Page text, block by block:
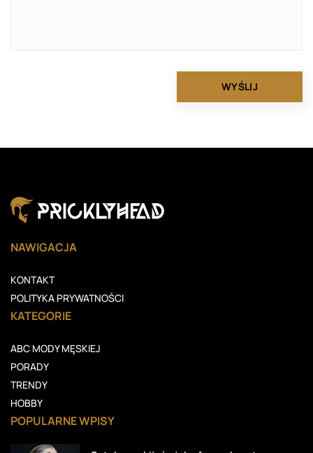
NAWIGACJA
KONTAKT
POLITYKA PRYWATNOŚCI
KATEGORIE
ABC MODY MĘSKIEJ
PORADY
TRENDY
HOBBY
POPULARNE WPISY